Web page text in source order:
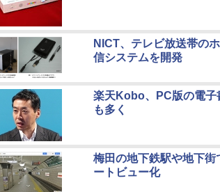
NICT、テレビ放送帯の
信システムを開発
楽天Kobo、PC版の電子
も多く
梅田の地下鉄駅や地下街
ートビュー化